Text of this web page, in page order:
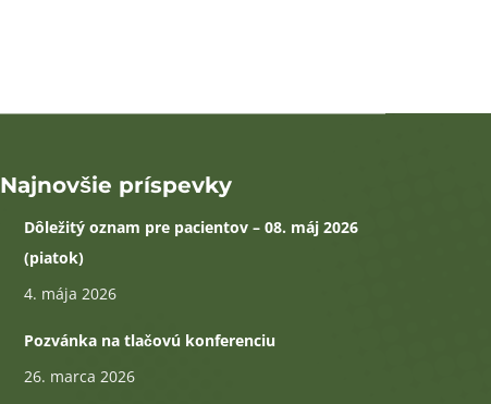
Najnovšie príspevky
Dôležitý oznam pre pacientov – 08. máj 2026
(piatok)
4. mája 2026
Pozvánka na tlačovú konferenciu
26. marca 2026